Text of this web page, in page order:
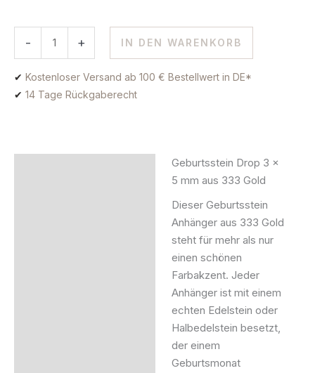
- + IN DEN WARENKORB
✔ Kostenloser Versand ab 100 € Bestellwert in DE*
✔ 14 Tage Rückgaberecht
Geburtsstein Drop 3 x
5 mm aus 333 Gold
Dieser Geburtsstein
Anhänger aus 333 Gold
steht für mehr als nur
einen schönen
Farbakzent. Jeder
Anhänger ist mit einem
echten Edelstein oder
Halbedelstein besetzt,
der einem
Geburtsmonat